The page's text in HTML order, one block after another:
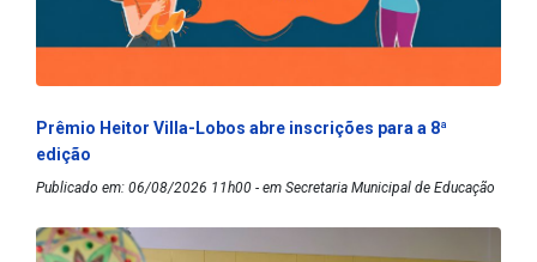
Prêmio Heitor Villa-Lobos abre inscrições para a 8ª
edição
Publicado em: 06/08/2026 11h00 - em Secretaria Municipal de Educação